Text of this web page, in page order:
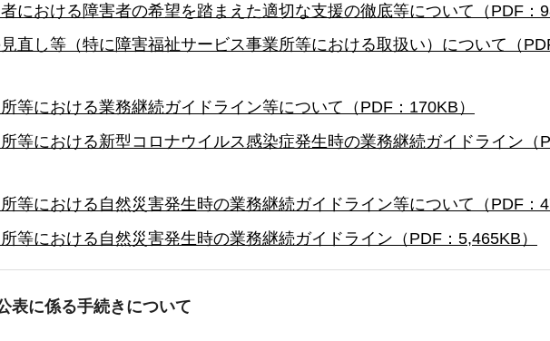
における障害者の希望を踏まえた適切な支援の徹底等について（PDF：
直し等（特に障害福祉サービス事業所等における取扱い）について（
等における業務継続ガイドライン等について（PDF：170KB）
等における新型コロナウイルス感染症発生時の業務継続ガイドライン（
等における自然災害発生時の業務継続ガイドライン等について（PDF：
等における自然災害発生時の業務継続ガイドライン（PDF：5,465KB）
表に係る手続きについて